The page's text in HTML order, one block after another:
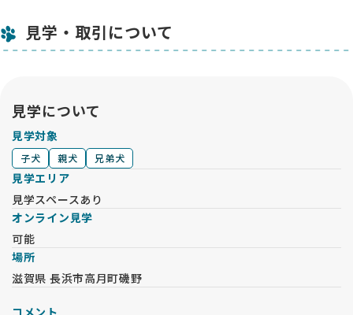
見学・取引について
見学について
見学対象
子犬 親犬 兄弟犬
見学エリア
見学スペースあり
オンライン見学
可能
場所
滋賀県 長浜市高月町磯野
コメント